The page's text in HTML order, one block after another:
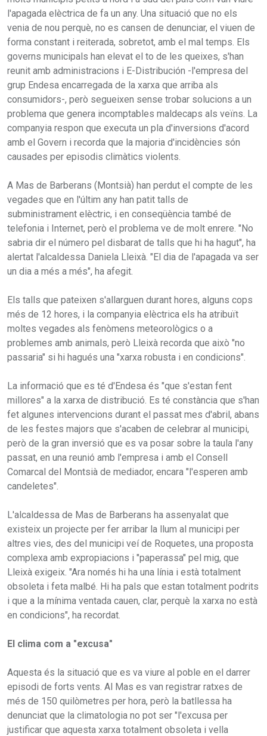
l'apagada elèctrica de fa un any. Una situació que no els
venia de nou perquè, no es cansen de denunciar, el viuen de
forma constant i reiterada, sobretot, amb el mal temps. Els
governs municipals han elevat el to de les queixes, s'han
reunit amb administracions i E-Distribución -l'empresa del
grup Endesa encarregada de la xarxa que arriba als
consumidors-, però segueixen sense trobar solucions a un
problema que genera incomptables maldecaps als veïns. La
companyia respon que executa un pla d'inversions d'acord
amb el Govern i recorda que la majoria d'incidències són
causades per episodis climàtics violents.
A Mas de Barberans (Montsià) han perdut el compte de les
vegades que en l'últim any han patit talls de
subministrament elèctric, i en conseqüència també de
telefonia i Internet, però el problema ve de molt enrere. "No
sabria dir el número pel disbarat de talls que hi ha hagut", ha
alertat l'alcaldessa Daniela Lleixà. "El dia de l'apagada va ser
un dia a més a més", ha afegit.
Els talls que pateixen s'allarguen durant hores, alguns cops
més de 12 hores, i la companyia elèctrica els ha atribuït
moltes vegades als fenòmens meteorològics o a
problemes amb animals, però Lleixà recorda que això "no
passaria" si hi hagués una "xarxa robusta i en condicions".
La informació que es té d'Endesa és "que s'estan fent
millores" a la xarxa de distribució. Es té constància que s'han
fet algunes intervencions durant el passat mes d'abril, abans
de les festes majors que s'acaben de celebrar al municipi,
però de la gran inversió que es va posar sobre la taula l'any
passat, en una reunió amb l'empresa i amb el Consell
Comarcal del Montsià de mediador, encara "l'esperen amb
candeletes".
L'alcaldessa de Mas de Barberans ha assenyalat que
existeix un projecte per fer arribar la llum al municipi per
altres vies, des del municipi veí de Roquetes, una proposta
complexa amb expropiacions i "paperassa" pel mig, que
Lleixà exigeix. "Ara només hi ha una línia i està totalment
obsoleta i feta malbé. Hi ha pals que estan totalment podrits
i que a la mínima ventada cauen, clar, perquè la xarxa no està
en condicions", ha recordat.
El clima com a "excusa"
Aquesta és la situació que es va viure al poble en el darrer
episodi de forts vents. Al Mas es van registrar ratxes de
més de 150 quilòmetres per hora, però la batllessa ha
denunciat que la climatologia no pot ser "l'excusa per
justificar que aquesta xarxa totalment obsoleta i vella